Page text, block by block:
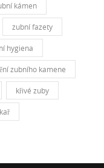
kámen
zubní fazety
hygiena
zubního kamene
křivé zuby